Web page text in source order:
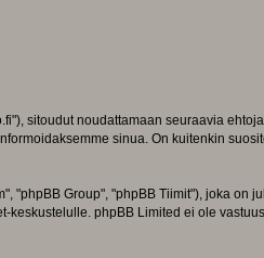
sitoudut noudattamaan seuraavia
sinua. On kuitenkin
"phpBB Group", "phpBB Tiimit"), joka on
keskustelulle. phpBB Limited ei ole